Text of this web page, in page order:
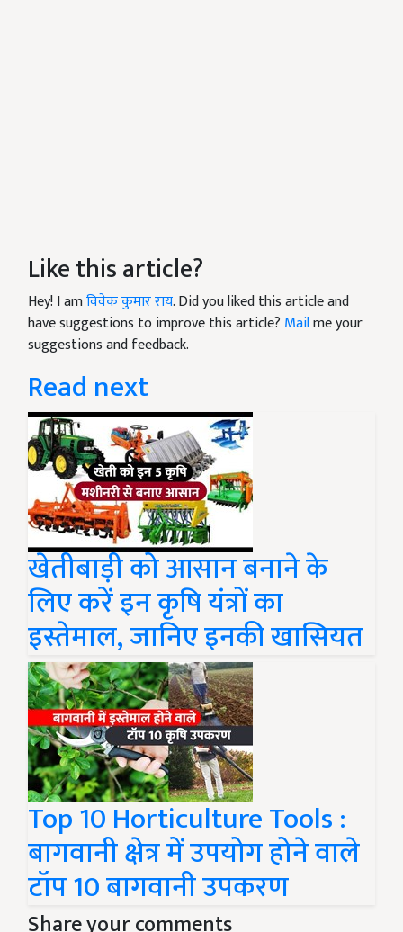
Like this article?
Hey! I amविवेक कुमार राय. Did you liked this article and
have suggestions to improve this article? Mailme your
suggestions and feedback.
Read next
खेतीबाड़ी को आसान बनाने के
लिए करें इन कृषि यंत्रों का
इस्तेमाल, जानिए इनकी खासियत
Top 10 Horticulture Tools :
बागवानी क्षेत्र में उपयोग होने वाले
टॉप 10 बागवानी उपकरण